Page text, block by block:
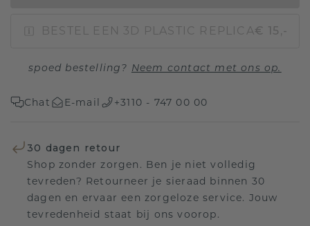
BESTEL EEN 3D PLASTIC REPLICA€ 15,-
spoed bestelling? Neem contact met ons op.
Chat E-mail +3110 - 747 00 00
30 dagen retour
Shop zonder zorgen. Ben je niet volledig
tevreden? Retourneer je sieraad binnen 30
dagen en ervaar een zorgeloze service. Jouw
tevredenheid staat bij ons voorop.